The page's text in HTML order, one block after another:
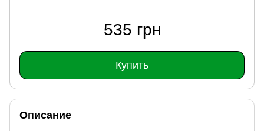
535 грн
Купить
Описание